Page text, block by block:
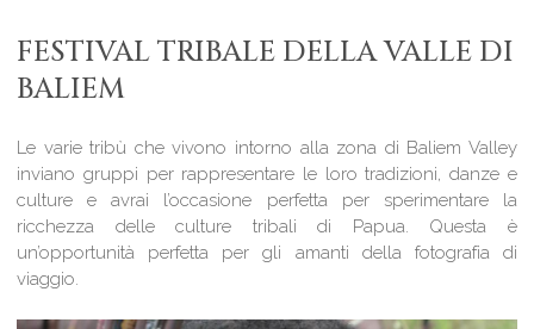
FESTIVAL TRIBALE DELLA VALLE DI
BALIEM
Le varie tribù che vivono intorno alla zona di Baliem Valley
inviano gruppi per rappresentare le loro tradizioni, danze e
culture e avrai l’occasione perfetta per sperimentare la
ricchezza delle culture tribali di Papua. Questa è
un’opportunità perfetta per gli amanti della fotografia di
viaggio.